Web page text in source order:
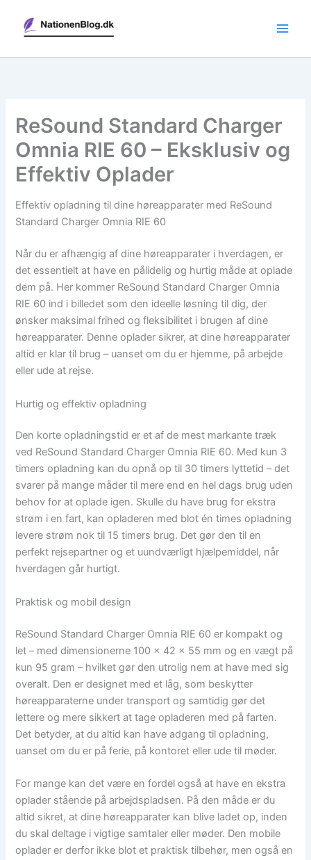
indholdet
ReSound Standard Charger
Omnia RIE 60 – Eksklusiv og
Effektiv Oplader
Effektiv opladning til dine høreapparater med ReSound
Standard Charger Omnia RIE 60
Når du er afhængig af dine høreapparater i hverdagen, er
det essentielt at have en pålidelig og hurtig måde at oplade
dem på. Her kommer ReSound Standard Charger Omnia
RIE 60 ind i billedet som den ideelle løsning til dig, der
ønsker maksimal frihed og fleksibilitet i brugen af dine
høreapparater. Denne oplader sikrer, at dine høreapparater
altid er klar til brug – uanset om du er hjemme, på arbejde
eller ude at rejse.
Hurtig og effektiv opladning
Den korte opladningstid er et af de mest markante træk
ved ReSound Standard Charger Omnia RIE 60. Med kun 3
timers opladning kan du opnå op til 30 timers lyttetid – det
svarer på mange måder til mere end en hel dags brug uden
behov for at oplade igen. Skulle du have brug for ekstra
strøm i en fart, kan opladeren med blot én times opladning
levere strøm nok til 15 timers brug. Det gør den til en
perfekt rejsepartner og et uundværligt hjælpemiddel, når
hverdagen går hurtigt.
Praktisk og mobil design
ReSound Standard Charger Omnia RIE 60 er kompakt og
let – med dimensionerne 100 x 42 x 55 mm og en vægt på
kun 95 gram – hvilket gør den utrolig nem at have med sig
overalt. Den er designet med et låg, som beskytter
høreapparaterne under transport og samtidig gør det
lettere og mere sikkert at tage opladeren med på farten.
Det betyder, at du altid kan have adgang til opladning,
uanset om du er på ferie, på kontoret eller ude til møder.
For mange kan det være en fordel også at have en ekstra
oplader stående på arbejdspladsen. På den måde er du
altid sikret, at dine høreapparater kan blive ladet op, inden
du skal deltage i vigtige samtaler eller møder. Den mobile
oplader er derfor ikke blot et praktisk tilbehør, men også en